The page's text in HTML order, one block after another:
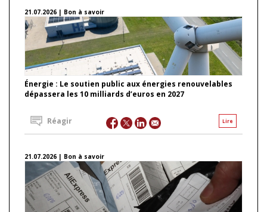
21.07.2026 | Bon à savoir
Énergie : Le soutien public aux énergies renouvelables
dépassera les 10 milliards d’euros en 2027
Lire
Réagir
21.07.2026 | Bon à savoir